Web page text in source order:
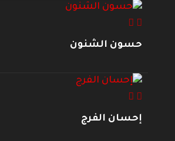
حسون الشنون
إحسان الفرج